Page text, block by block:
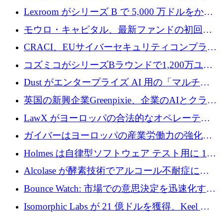
Lexroom がシリーズ B で 5,000 万ドルをかけ
てヨーロッパ大陸法用の法律 AI を構築
モウロ・キャピタル、最新ファンドの初回ク
ローズで4億ドルを確保
CRACI、EUサイバーセキュリティコンプライ
アンスプラットフォームのために140万ユーロ
コズミコがシリーズBラウンドで1,200万ユー
ロを調達
Dust がエンタープライズ AI 用の「マルチプ
レイヤー」オペレーティング システムを構築
するシリーズ B で 4,000 万ドルを調達
英国の新興企業Greenpixie、企業のAIとクラウ
ドのエネルギー無駄を削減するために470万ポ
ンドを調達
LawX がヨーロッパの合法的なオペレーティ
ング システムを構築するために 750 万ユーロ
を調達
ガイバーはヨーロッパの産業労働力の強化に
貢献するために 140 万ユーロを獲得
Holmes は自律型ソフトウェア テスト用に 110
万ユーロのプレシードを提供して開始
Alcolase が酵素技術でアルコール不耐症に取
り組むために 150 万ユーロを調達
Bounce Watch: 市場での意思決定を迅速化する
ためのインテリジェンス層を構築する
Isomorphic Labs が 21 億ドルを獲得、Keel の